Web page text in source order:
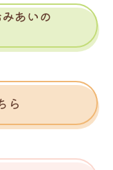
あいの
ら